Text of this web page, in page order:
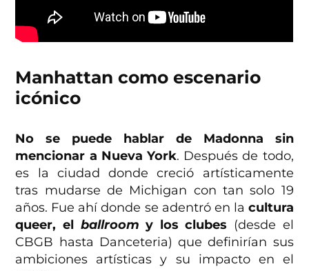
Manhattan como escenario
icónico
No se puede hablar de Madonna sin
mencionar a Nueva York. Después de todo,
es la ciudad donde creció artísticamente
tras mudarse de Michigan con tan solo 19
años. Fue ahí donde se adentró en la cultura
queer, el ballroom y los clubes (desde el
CBGB hasta Danceteria) que definirían sus
ambiciones artísticas y su impacto en el